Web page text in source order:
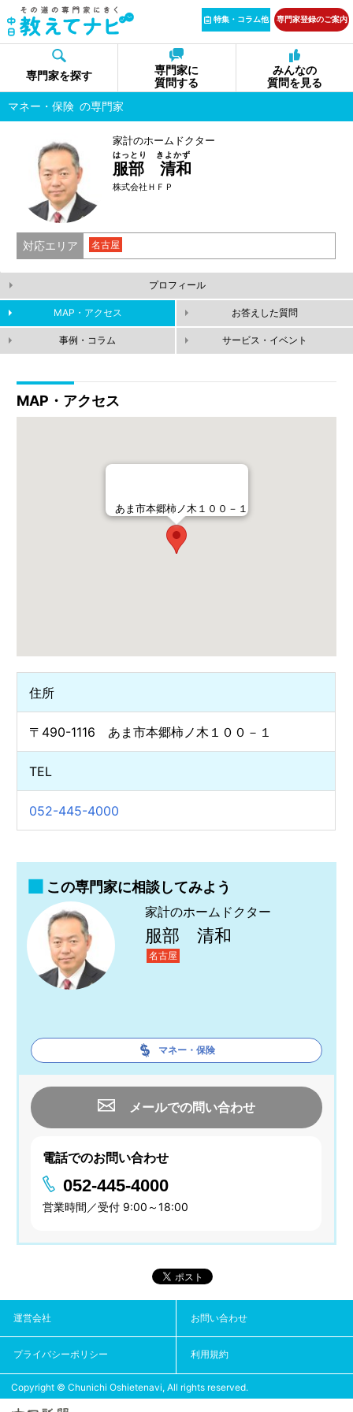
特集・コラム他 専門家登録のご案内
専門家を探す
専門家に
質問する
みんなの
質問を見る
マネー・保険 の専門家
家計のホームドクター
服部 清和
はっとり きよかず
株式会社ＨＦＰ
対応エリア 名古屋
プロフィール
MAP・アクセス お答えした質問
事例・コラム サービス・イベント
MAP・アクセス
あま市本郷柿ノ木１００－１
住所
〒490-1116 あま市本郷柿ノ木１００－１
TEL
052-445-4000
この専門家に相談してみよう
家計のホームドクター
服部 清和
名古屋
マネー・保険
メールでの問い合わせ
電話でのお問い合わせ
052-445-4000
営業時間／受付 9:00～18:00
運営会社 お問い合わせ
プライバシーポリシー 利用規約
Copyright © Chunichi Oshietenavi, All rights reserved.